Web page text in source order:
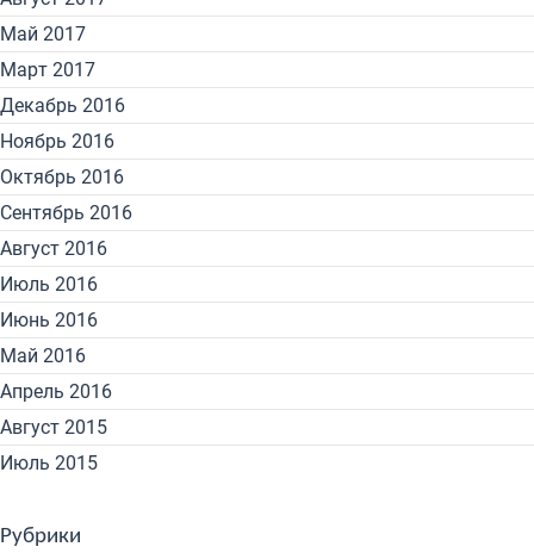
Май 2017
Март 2017
Декабрь 2016
Ноябрь 2016
Октябрь 2016
Сентябрь 2016
Август 2016
Июль 2016
Июнь 2016
Май 2016
Апрель 2016
Август 2015
Июль 2015
Рубрики